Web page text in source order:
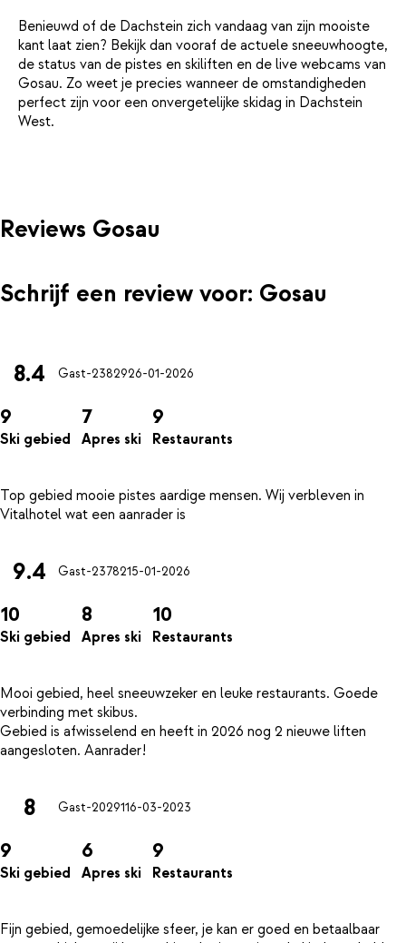
Benieuwd of de Dachstein zich vandaag van zijn mooiste
kant laat zien? Bekijk dan vooraf de actuele sneeuwhoogte,
de status van de pistes en skiliften en de live webcams van
Gosau. Zo weet je precies wanneer de omstandigheden
perfect zijn voor een onvergetelijke skidag in Dachstein
West.
Reviews Gosau
Schrijf een review voor: Gosau
8.4 Gast-2382926-01-2026
9
Ski gebied
7
Apres ski
9
Restaurants
Top gebied mooie pistes aardige mensen. Wij verbleven in
9.4 Gast-2378215-01-2026
10
Ski gebied
8
Apres ski
10
Restaurants
Mooi gebied, heel sneeuwzeker en leuke restaurants. Goede
verbinding met skibus.
Gebied is afwisselend en heeft in 2026 nog 2 nieuwe liften
8 Gast-2029116-03-2023
9
Ski gebied
6
Apres ski
9
Restaurants
Fijn gebied, gemoedelijke sfeer, je kan er goed en betaalbaar